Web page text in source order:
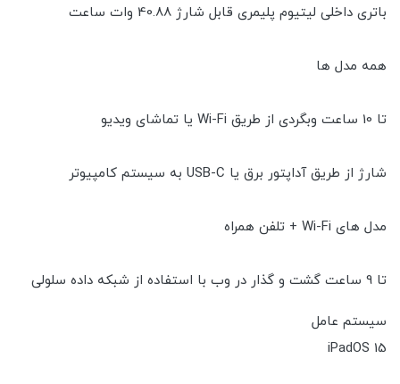
باتری داخلی لیتیوم پلیمری قابل شارژ 40.88 وات ساعت
همه مدل ها
تا 10 ساعت وبگردی از طریق Wi-Fi یا تماشای ویدیو
شارژ از طریق آداپتور برق یا USB-C به سیستم کامپیوتر
مدل های Wi-Fi + تلفن همراه
تا 9 ساعت گشت و گذار در وب با استفاده از شبکه داده سلولی
سیستم عامل
iPadOS 15